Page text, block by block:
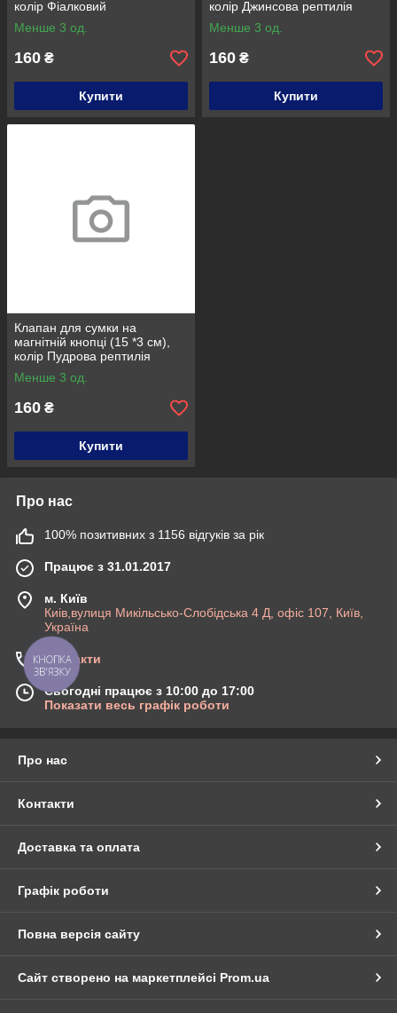
колір Фіалковий
Менше 3 од.
160 ₴
Купити
колір Джинсова рептилія
Менше 3 од.
160 ₴
Купити
Клапан для сумки на
магнітній кнопці (15 *3 см),
колір Пудрова рептилія
Менше 3 од.
160 ₴
Купити
Про нас
100% позитивних з 1156 відгуків за рік
Працює з 31.01.2017
м. Київ
Киів,вулиця Микільсько-Слобідська 4 Д, офіс 107, Київ,
Україна
Контакти
Сьогодні працює з 10:00 до 17:00
Показати весь графік роботи
Про нас
Контакти
Доставка та оплата
Графік роботи
Повна версія сайту
Сайт створено на маркетплейсі Prom.ua
КНОПКА
ЗВ'ЯЗКУ